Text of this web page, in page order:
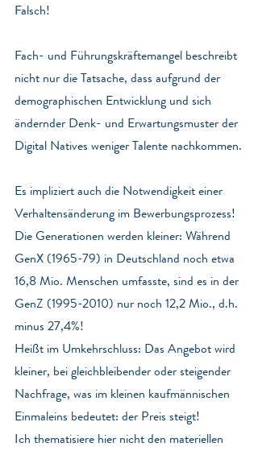
Falsch!
Fach- und Führungskräftemangel beschreibt
nicht nur die Tatsache, dass aufgrund der
demographischen Entwicklung und sich
ändernder Denk- und Erwartungsmuster der
Digital Natives weniger Talente nachkommen.
Es impliziert auch die Notwendigkeit einer
Verhaltensänderung im Bewerbungsprozess!
Die Generationen werden kleiner: Während
GenX (1965-79) in Deutschland noch etwa
16,8 Mio. Menschen umfasste, sind es in der
GenZ (1995-2010) nur noch 12,2 Mio., d.h.
minus 27,4%!
Heißt im Umkehrschluss: Das Angebot wird
kleiner, bei gleichbleibender oder steigender
Nachfrage, was im kleinen kaufmännischen
Einmaleins bedeutet: der Preis steigt!
Ich thematisiere hier nicht den materiellen